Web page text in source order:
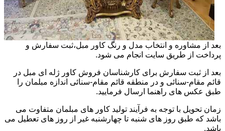
بعد از مشاوره و انتخاب مدل و رنگ کاور مبل،ثبت سفارش و
پرداخت از طریق سایت انجام می شود.
بعد از ثبت سفارش برای کارشناسان فروش کاور ژله ای مبل در
قائم مقام-سنائی و در منطقه قائم مقام-سنائی اندازه مبلمان را
طبق عکس های راهنما ارسال فرمایید.
زمان تحویل با توجه به فرآیند تولید کاور های مبلمان متفاوت می
باشد که طبق روز های شنبه تا چهارشنبه غیر از روز های تعطیل می
باشد.